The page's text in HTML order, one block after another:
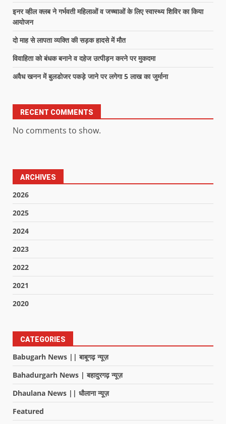
इनर व्हील क्लब ने गर्भवती महिलाओं व जच्चाओं के लिए स्वास्थ्य शिविर का किया
आयोजन
दो माह से लापता व्यक्ति की सड़क हादसे में मौत
विवाहिता को बंधक बनाने व दहेज उत्पीड़न करने पर मुकदमा
अवैध खनन में बुलडोजर पकड़े जाने पर लगेगा 5 लाख का जुर्माना
RECENT COMMENTS
No comments to show.
ARCHIVES
2026
2025
2024
2023
2022
2021
2020
CATEGORIES
Babugarh News || बाबूगढ़ न्यूज़
Bahadurgarh News | बहादुरगढ़ न्यूज़
Dhaulana News || धौलाना न्यूज़
Featured